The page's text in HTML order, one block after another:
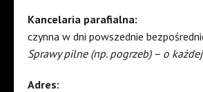
Kancelaria parafialna:
czynna w dni powszednie
Sprawy pilne (np. pogrzeb) – o
Adres: